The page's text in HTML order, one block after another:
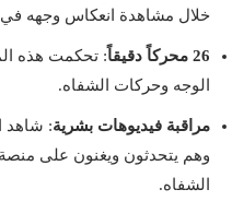
خلال مشاهدة انعكاس وجهه في
26 محركاً دقيقاً
: تحكمت هذه
الوجه وحركات الشفاه.
مراقبة فيديوهات بشرية: شاهد
الشفاه.